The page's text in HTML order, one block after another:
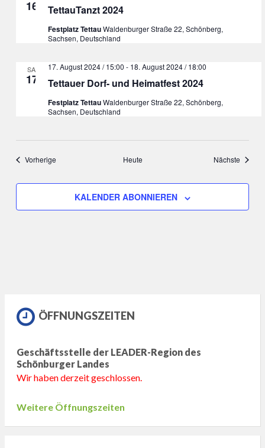
16 TettauTanzt 2024
Festplatz TettauWaldenburger Straße 22, Schönberg,
Sachsen, Deutschland
SA.
17 Tettauer Dorf- und Heimatfest 2024
17. August 2024 / 15:00 - 18. August 2024 / 18:00
Festplatz TettauWaldenburger Straße 22, Schönberg,
Sachsen, Deutschland
Vorherige Heute Nächste
KALENDER ABONNIEREN
ÖFFNUNGSZEITEN
Geschäftsstelle der LEADER-Region des
Schönburger Landes
Wir haben derzeit geschlossen.
Weitere Öffnungszeiten